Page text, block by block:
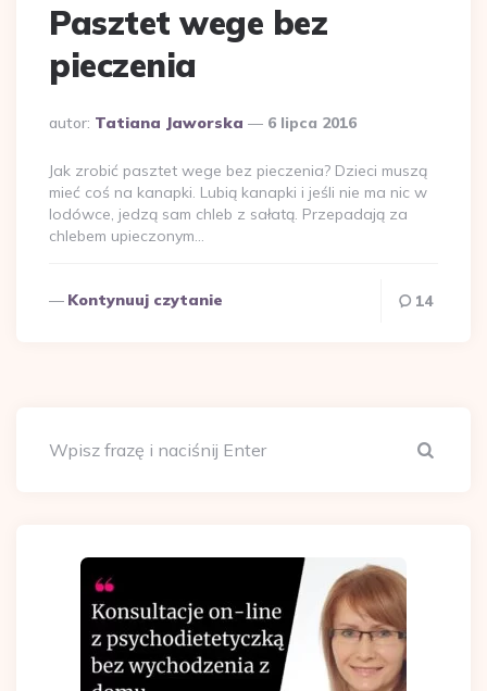
Pasztet wege bez
pieczenia
Dodane
autor: Tatiana Jaworska 6 lipca 2016
Jak zrobić pasztet wege bez pieczenia? Dzieci muszą
mieć coś na kanapki. Lubią kanapki i jeśli nie ma nic w
lodówce, jedzą sam chleb z sałatą. Przepadają za
chlebem upieczonym…
Kontynuuj czytanie 14